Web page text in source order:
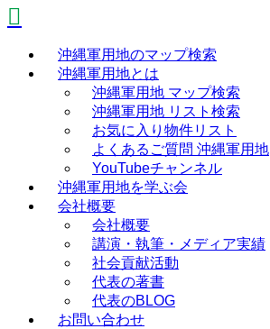
沖縄軍用地のマップ検索
沖縄軍用地とは
沖縄軍用地 マップ検索
沖縄軍用地 リスト検索
お気に入り物件リスト
よくあるご質問 沖縄軍用地
YouTubeチャンネル
沖縄軍用地を学ぶ会
会社概要
会社概要
講演・執筆・メディア実績
社会貢献活動
代表の著書
代表のBLOG
お問い合わせ